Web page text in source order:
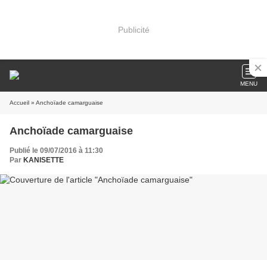
Publicité
MENU
Accueil » Anchoïade camarguaise
Anchoïade camarguaise
Publié le 09/07/2016 à 11:30
Par KANISETTE